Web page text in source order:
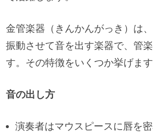
金管楽器（きんかんがっき）は
振動させて音を出す楽器で、管
す。その特徴をいくつか挙げます
音の出し方
演奏者はマウスピースに唇を